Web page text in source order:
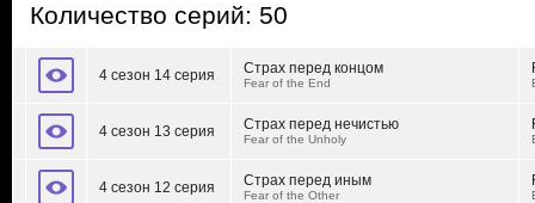
Количество серий: 50
4 сезон 14 серия Страх перед концом
Fear of the End
4 сезон 13 серия Страх перед нечистью
Fear of the Unholy
4 сезон 12 серия Страх перед иным
Fear of the Other